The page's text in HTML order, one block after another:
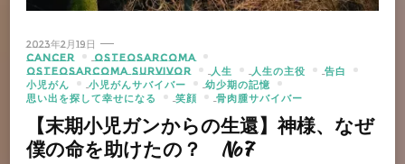
2023年2月19日
CANCER
OSTEOSARCOMA
OSTEOSARCOMA SURVIVOR
人生 人生の主役
告白
小児がん
小児がんサバイバー
幼少期の記憶
思い出を探して幸せになる
笑顔 骨肉腫サバイバー
【末期小児ガンからの生還】神様、なぜ
僕の命を助けたの？ No7